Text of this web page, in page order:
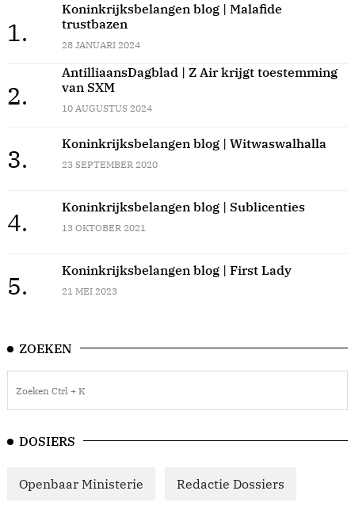
1.
Koninkrijksbelangen blog | Malafide
trustbazen
28 JANUARI 2024
2.
AntilliaansDagblad | Z Air krijgt toestemming
van SXM
10 AUGUSTUS 2024
3.
Koninkrijksbelangen blog | Witwaswalhalla
23 SEPTEMBER 2020
4.
Koninkrijksbelangen blog | Sublicenties
13 OKTOBER 2021
5.
Koninkrijksbelangen blog | First Lady
21 MEI 2023
ZOEKEN
DOSIERS
Openbaar Ministerie Redactie Dossiers